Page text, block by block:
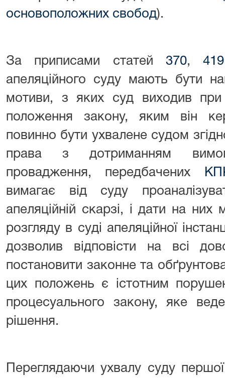
основоположних свобод).
За приписами статей 370,
апеляційного суду мають бути
мотиви, з яких суд виходив при
положення закону, яким він
повинно бути ухвалене судом
права з дотриманням
провадження, передбачених
вимагає від суду
апеляційній скарзі, і дати на них
розгляду в суді апеляційної
дозволив відповісти на всі
постановити законне та
цих положень є істотним
процесуального закону, яке
рішення.
Переглядаючи ухвалу суду першої